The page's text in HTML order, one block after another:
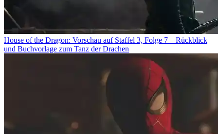
House of the Dragon: Vorschau auf Staffel 3, Folge 7 – Rückblick
und Buchvorlage zum Tanz der Drachen